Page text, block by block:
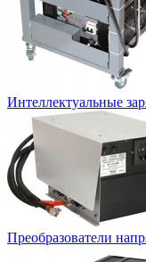
Интеллектуальные
Преобразователи